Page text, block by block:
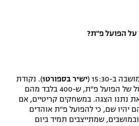
על הפועל פ"ת?
ב-15:30 ( ישיר בספורט1 ). נקודת
המפתח היא הקהל הכחול של הפועל פ"ת, ש-400 בלבד מהם
נתנו הצגה. במשחקים קריטיים, אם
4,000 או 14,000, הם יהיו שם, כי להפועל פ"ת אוהדים
שמתייצבים תמיד ביום